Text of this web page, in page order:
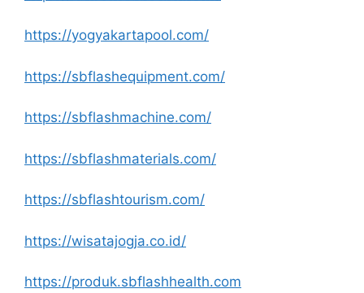
https://yogyakartapool.com/
https://sbflashequipment.com/
https://sbflashmachine.com/
https://sbflashmaterials.com/
https://sbflashtourism.com/
https://wisatajogja.co.id/
https://produk.sbflashhealth.com